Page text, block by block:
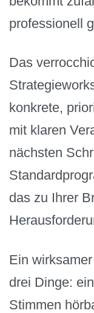
professionell
Das
konkrete,
mit klaren
nächsten
das zu Ihrer
Ein
drei Dinge:
Stimmen